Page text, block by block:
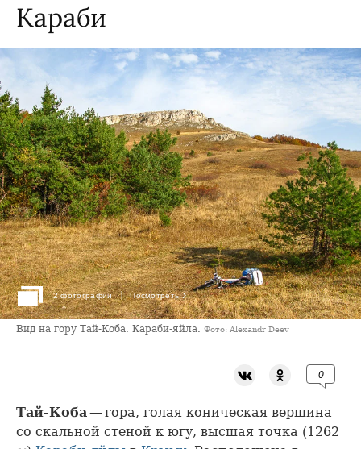
Караби
2 фотографии Посмотреть ›
Вид на гору Тай-Коба. Караби-яйла. Фото: Alexandr Deev
0
Тай-Коба— гора, голая коническая вершина
со скальной стеной к югу, высшая точка (1262